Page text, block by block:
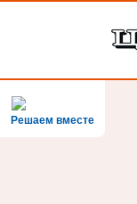
Решаем вместе